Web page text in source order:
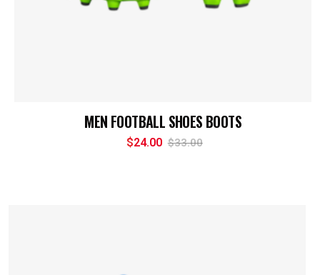
MEN FOOTBALL SHOES BOOTS
$24.00 $33.00